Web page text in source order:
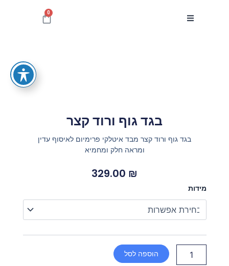
0
עגלת
בגד גוף ורוד קצר
בגד גוף ורוד קצר מבד איטלקי פרימיום לאיסוף עדין
ומראה חלק ומחמיא
329.00 ₪
מידות
כמות
בגד
קצר
הוספה לסל